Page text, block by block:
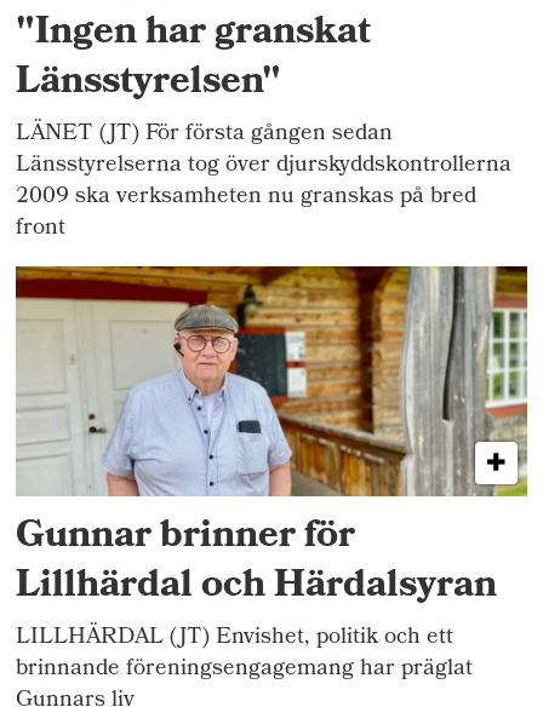
"Ingen har granskat
Länsstyrelsen"
LÄNET (JT) För första gången sedan
Länsstyrelserna tog över djurskyddskontrollerna
2009 ska verksamheten nu granskas på bred
front
Gunnar brinner för
Lillhärdal och Härdalsyran
LILLHÄRDAL (JT) Envishet, politik och ett
brinnande föreningsengagemang har präglat